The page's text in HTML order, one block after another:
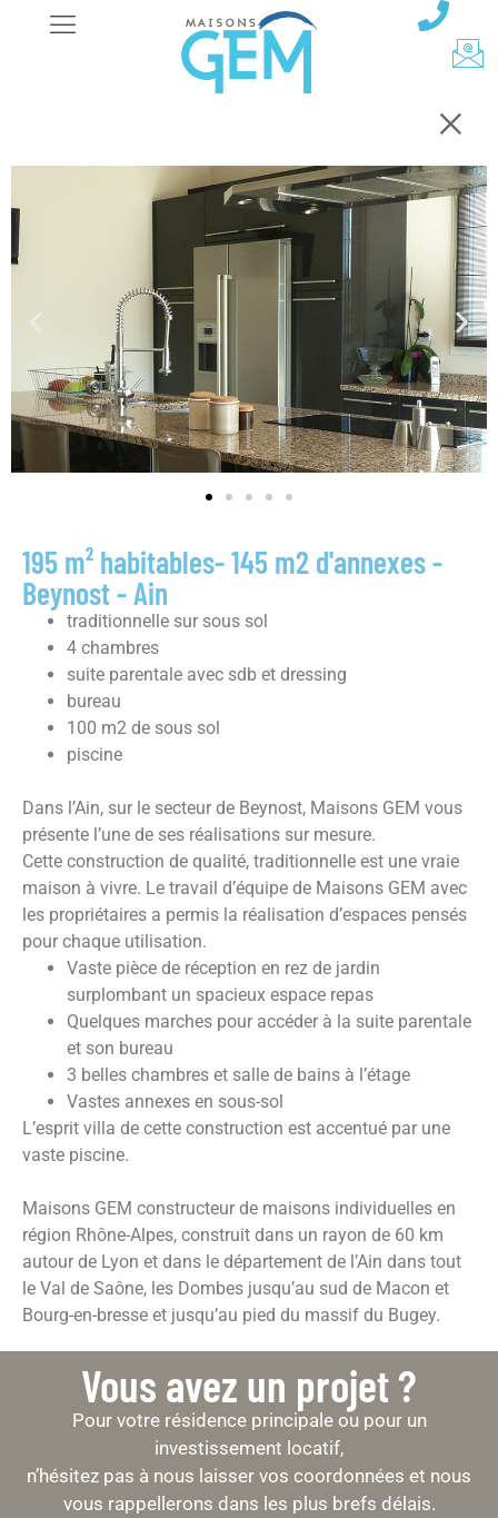
195 m² habitables- 145 m2 d'annexes -
Beynost - Ain
traditionnelle sur sous sol
4 chambres
suite parentale avec sdb et dressing
bureau
100 m2 de sous sol
piscine
Dans l’Ain, sur le secteur de Beynost, Maisons GEM vous
présente l’une de ses réalisations sur mesure.
Cette construction de qualité, traditionnelle est une vraie
maison à vivre. Le travail d’équipe de Maisons GEM avec
les propriétaires a permis la réalisation d’espaces pensés
pour chaque utilisation.
Vaste pièce de réception en rez de jardin
surplombant un spacieux espace repas
Quelques marches pour accéder à la suite parentale
et son bureau
3 belles chambres et salle de bains à l’étage
Vastes annexes en sous-sol
L’esprit villa de cette construction est accentué par une
vaste piscine.
Maisons GEM constructeur de maisons individuelles en
région Rhône-Alpes, construit dans un rayon de 60 km
autour de Lyon et dans le département de l’Ain dans tout
le Val de Saône, les Dombes jusqu’au sud de Macon et
Bourg-en-bresse et jusqu’au pied du massif du Bugey.
Vous avez un projet ?
Pour votre résidence principale ou pour un
investissement locatif,
n’hésitez pas à nous laisser vos coordonnées et nous
vous rappellerons dans les plus brefs délais.